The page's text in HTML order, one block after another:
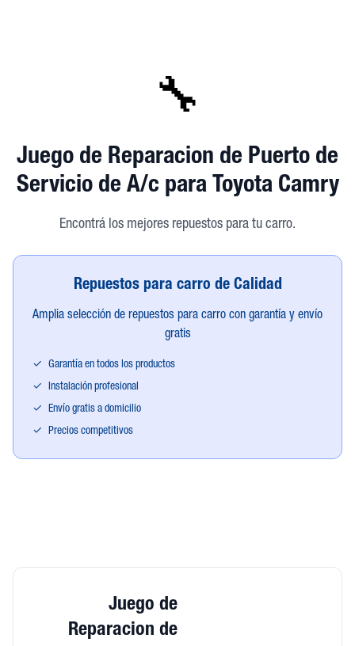
🔧
Juego de Reparacion de Puerto de
Servicio de A/c para Toyota Camry
Encontrá los mejores repuestos para tu carro.
Repuestos para carro de Calidad
Amplia selección de repuestos para carro con garantía y envío
gratis
✓
Garantía en todos los productos
✓
Instalación profesional
✓
Envío gratis a domicilio
✓
Precios competitivos
Juego de
Reparacion de